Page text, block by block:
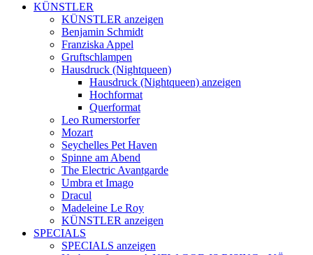
KÜNSTLER
KÜNSTLER anzeigen
Benjamin Schmidt
Franziska Appel
Gruftschlampen
Hausdruck (Nightqueen)
Hausdruck (Nightqueen) anzeigen
Hochformat
Querformat
Leo Rumerstorfer
Mozart
Seychelles Pet Haven
Spinne am Abend
The Electric Avantgarde
Umbra et Imago
Dracul
Madeleine Le Roy
KÜNSTLER anzeigen
SPECIALS
SPECIALS anzeigen